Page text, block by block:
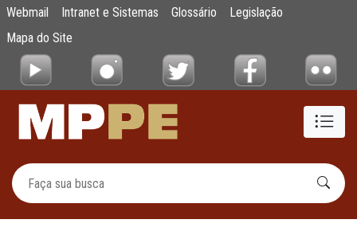
Pular para o Conteúdo principal
Aviso n.º 026/2024 (Compra Direta n.º
Webmail Intranet e Sistemas Glossário
Legislação
Mapa do Site